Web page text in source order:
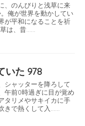
、のんびりと浅草に来
俺が世界を動かしてい
が平和になることを祈
は、昔……
いた 978
シャッターを降ろして
午前0時過ぎに目が覚め
タリメやサキイカに手
きで熱くして入……